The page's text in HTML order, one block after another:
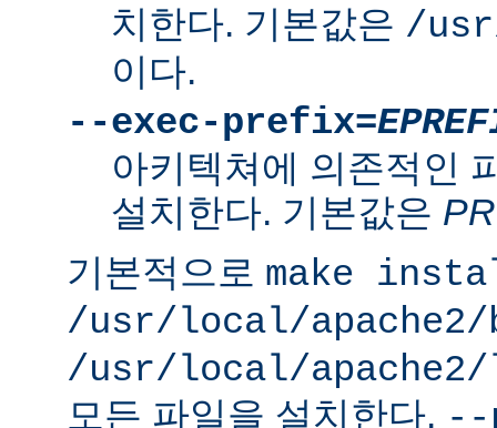
치한다. 기본값은 /
이다.
--exec-prefix=
아키텍쳐에 의존적인
설치한다. 기본값은
기본적으로 make
/usr/local/
/usr/local/
모든 파일을 설치한다. --